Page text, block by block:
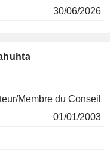
30/06/2026
Membre du Conseil
01/01/2003